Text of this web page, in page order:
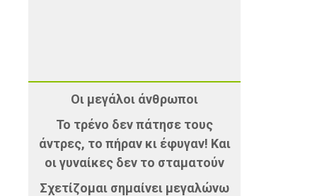
Οι μεγάλοι άνθρωποι
Το τρένο δεν πάτησε τους
άντρες, το πήραν κι έφυγαν! Και
οι γυναίκες δεν το σταματούν
Σχετίζομαι σημαίνει μεγαλώνω